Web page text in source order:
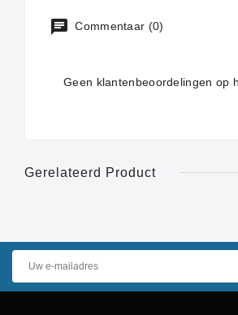
Commentaar (0)
Geen klantenbeoordelingen op
Gerelateerd Product